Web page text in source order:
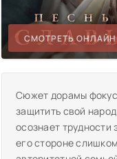
СМОТРЕТЬ ОНЛАЙН
Сюжет дорамы
защитить свой
осознает трудности
его стороне